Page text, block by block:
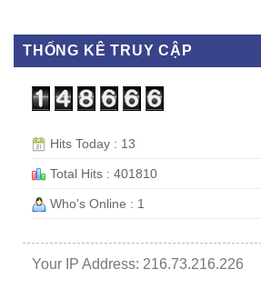
THỐNG KÊ TRUY CẬP
Hits Today : 13
Total Hits : 401810
Who's Online : 1
Your IP Address: 216.73.216.226